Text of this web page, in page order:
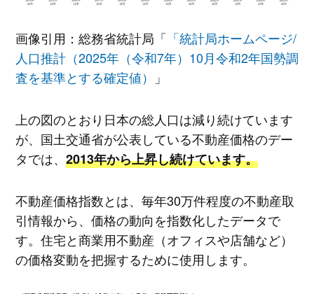
画像引用：総務省統計局「 「統計局ホームページ/
人口推計（2025年（令和7年）10月令和2年国勢調
査を基準とする確定値）
」
上の図のとおり日本の総人口は減り続けています
が、国土交通省が公表している不動産価格のデー
タでは、 2013年から上昇し続けています。
不動産価格指数とは、毎年30万件程度の不動産取
引情報から、価格の動向を指数化したデータで
す。住宅と商業用不動産（オフィスや店舗など）
の価格変動を把握するために使用します。